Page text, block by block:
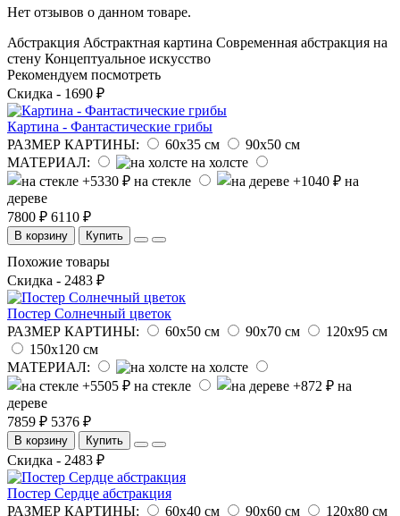
Нет отзывов о данном товаре.
Абстракция Абстрактная картина Современная абстракция на
стену Концептуальное искусство
Рекомендуем посмотреть
Скидка - 1690 ₽
Картина - Фантастические грибы
РАЗМЕР КАРТИНЫ:
60х35 см
90х50 см
МАТЕРИАЛ:
на холсте
на стекле
на
дереве
7800 ₽ 6110 ₽
В корзину Купить
Похожие товары
Скидка - 2483 ₽
Постер Солнечный цветок
РАЗМЕР КАРТИНЫ:
60х50 см 90х70 см
120х95 см
150х120 см
МАТЕРИАЛ:
на холсте
на стекле
на
дереве
7859 ₽ 5376 ₽
В корзину Купить
Скидка - 2483 ₽
Постер Сердце абстракция
РАЗМЕР КАРТИНЫ:
60х40 см 90х60 см
120х80 см